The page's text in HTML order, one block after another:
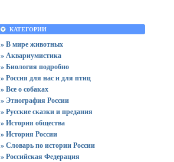
КАТЕГОРИИ
» В мире животных
» Аквариумистика
» Биология подробно
» Россия для нас и для птиц
» Все о собаках
» Этнография России
» Русские сказки и предания
» История общества
» История России
» Словарь по истории России
» Российская Федерация